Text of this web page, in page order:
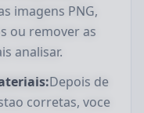
imagens PNG,
ou remover as
analisar.
Depois de
corretas, voce